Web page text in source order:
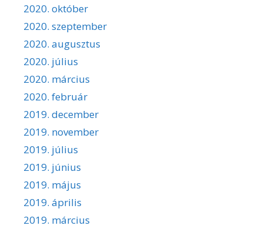
2020. október
2020. szeptember
2020. augusztus
2020. július
2020. március
2020. február
2019. december
2019. november
2019. július
2019. június
2019. május
2019. április
2019. március